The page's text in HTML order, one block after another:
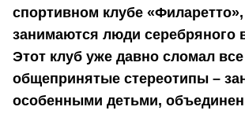
спортивном клубе «Филаретто»,
занимаются люди серебряного
Этот клуб уже давно сломал все
общепринятые стереотипы –
особенными детьми,